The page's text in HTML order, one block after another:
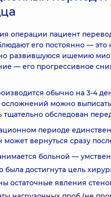
операции пациент
его постоянно —
развившуюся ишемию
— его прогрессивное
обычно на 3-4
можно
обследован
периоде
может вернуться сразу
больной —
была достигнута цель
остаточные явления